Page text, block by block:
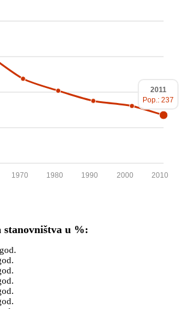
2010
2000
1990
1980
1970
2011
Pop.: 237
stanovništva u %: